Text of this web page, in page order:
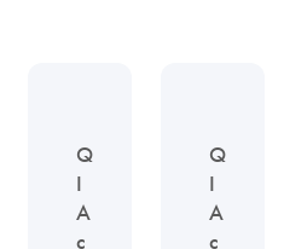
Q
I
A
c
Q
I
A
c